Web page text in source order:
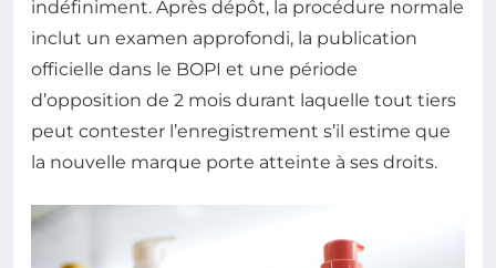
indéfiniment. Après dépôt, la procédure normale
inclut un examen approfondi, la publication
officielle dans le BOPI et une période
d’opposition de 2 mois durant laquelle tout tiers
peut contester l’enregistrement s’il estime que
la nouvelle marque porte atteinte à ses droits.